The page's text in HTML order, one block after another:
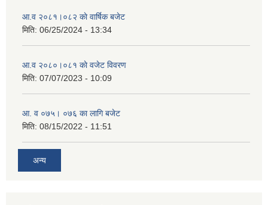
आ.व २०८१।०८२ काे वार्षिक बजेट
मिति: 06/25/2024 - 13:34
आ.व २०८०।०८१ काे वजेट विवरण
मिति: 07/07/2023 - 10:09
आ. व ०७५। ०७६ का लागि बजेट
मिति: 08/15/2022 - 11:51
अन्य